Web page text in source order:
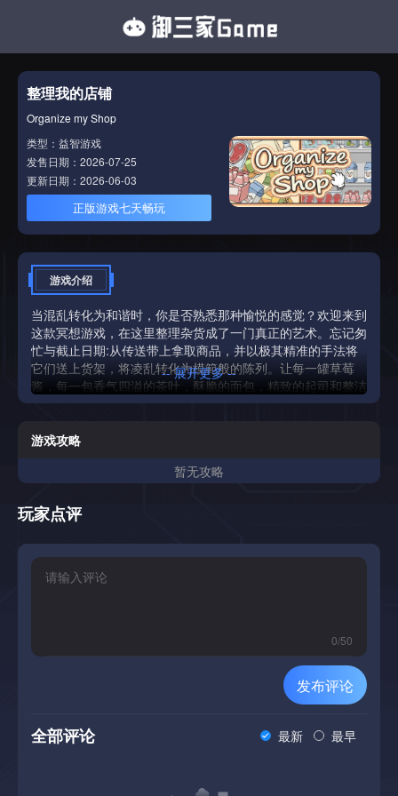
整理我的店铺
Organize my Shop
类型：益智游戏
发售日期：2026-07-25
更新日期：2026-06-03
正版游戏七天畅玩
游戏介绍
当混乱转化为和谐时，你是否熟悉那种愉悦的感觉？欢迎来到
这款冥想游戏，在这里整理杂货成了一门真正的艺术。忘记匆
忙与截止日期:从传送带上拿取商品，并以极其精准的手法将
它们送上货架，将凌乱转化为模範般的陈列。让每一罐草莓
酱，每一包香气四溢的茶叶，酥脆的面包，精致的起司和整洁
的肉类包装都各就各位。得益于传送带上随机生成的商品，你
带给你全新的冥想体验和数十小时纯粹的抗压时光。
-- 展开更多 --
游戏攻略
暂无攻略
玩家点评
0/50
发布评论
全部评论 最新 最早